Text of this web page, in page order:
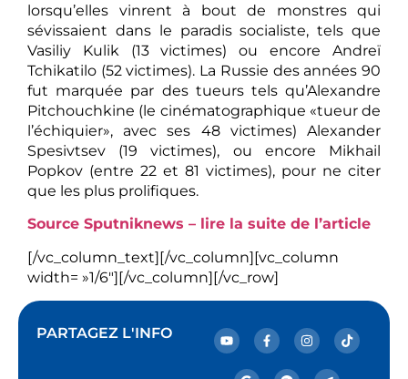
lorsqu’elles vinrent à bout de monstres qui
sévissaient dans le paradis socialiste, tels que
Vasiliy Kulik (13 victimes) ou encore Andreï
Tchikatilo (52 victimes). La Russie des années 90
fut marquée par des tueurs tels qu’Alexandre
Pitchouchkine (le cinématographique «tueur de
l’échiquier», avec ses 48 victimes) Alexander
Spesivtsev (19 victimes), ou encore Mikhail
Popkov (entre 22 et 81 victimes), pour ne citer
que les plus prolifiques.
Source Sputniknews – lire la suite de l’article
[/vc_column_text][/vc_column][vc_column
width= »1/6″][/vc_column][/vc_row]
PARTAGEZ L'INFO